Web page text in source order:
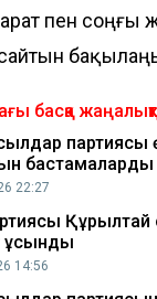
пен соңғы
басқа
партиясы
бастамаларды
22:27
Құрылтай
ұсынды
14:56